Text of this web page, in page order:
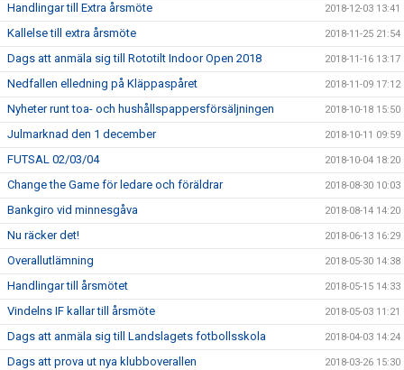
Handlingar till Extra årsmöte 2018-12-03 13:41
Kallelse till extra årsmöte 2018-11-25 21:54
Dags att anmäla sig till Rototilt Indoor Open 2018 2018-11-16 13:17
Nedfallen elledning på Kläppaspåret 2018-11-09 17:12
Nyheter runt toa- och hushållspappersförsäljningen 2018-10-18 15:50
Julmarknad den 1 december 2018-10-11 09:59
FUTSAL 02/03/04 2018-10-04 18:20
Change the Game för ledare och föräldrar 2018-08-30 10:03
Bankgiro vid minnesgåva 2018-08-14 14:20
Nu räcker det! 2018-06-13 16:29
Overallutlämning 2018-05-30 14:38
Handlingar till årsmötet 2018-05-15 14:33
Vindelns IF kallar till årsmöte 2018-05-03 11:21
Dags att anmäla sig till Landslagets fotbollsskola 2018-04-03 14:24
Dags att prova ut nya klubboverallen 2018-03-26 15:30